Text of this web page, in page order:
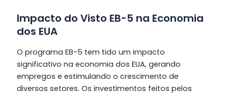
Impacto do Visto EB-5 na Economia
dos EUA
O programa EB-5 tem tido um impacto
significativo na economia dos EUA, gerando
empregos e estimulando o crescimento de
diversos setores. Os investimentos feitos pelos